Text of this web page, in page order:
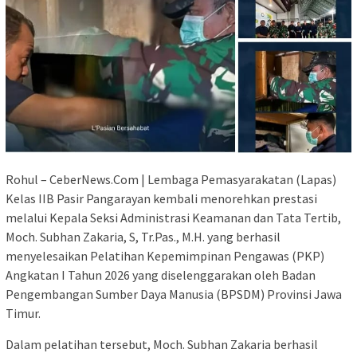
Rohul – CeberNews.Com | Lembaga Pemasyarakatan (Lapas)
Kelas IIB Pasir Pangarayan kembali menorehkan prestasi
melalui Kepala Seksi Administrasi Keamanan dan Tata Tertib,
Moch. Subhan Zakaria, S, Tr.Pas., M.H. yang berhasil
menyelesaikan Pelatihan Kepemimpinan Pengawas (PKP)
Angkatan I Tahun 2026 yang diselenggarakan oleh Badan
Pengembangan Sumber Daya Manusia (BPSDM) Provinsi Jawa
Timur.
Dalam pelatihan tersebut, Moch. Subhan Zakaria berhasil